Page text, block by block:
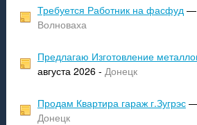
Требуется Работник на фасфуд—
Волноваха
Предлагаю Изготовление
августа 2026 - Донецк
Продам Квартира гараж г.Зугрэс—
Донецк